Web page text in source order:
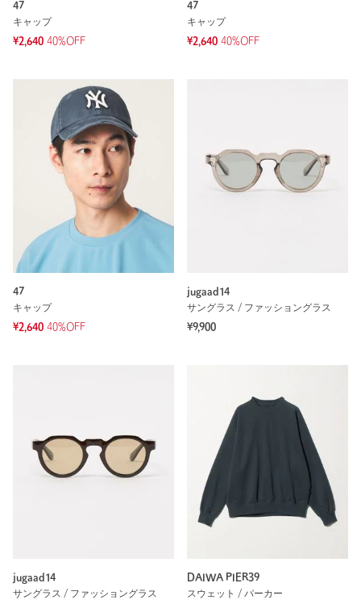
47
キャップ
¥2,640 40%OFF
47
キャップ
¥2,640 40%OFF
47
キャップ
¥2,640 40%OFF
jugaad14
サングラス / ファッショングラス
¥9,900
jugaad14
サングラス / ファッショングラス
DAIWA PIER39
スウェット / パーカー